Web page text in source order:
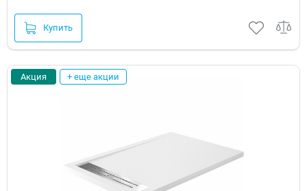
Купить
Акция + еще акции